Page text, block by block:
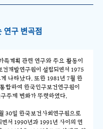
연구 변곡점
족계획 관련 연구와 주요 활동이
개발연구원이 설립되면서 1975
나타났다. 또한 1981년 7월 한
합하여 한국인구보건연구원이
주제 변화가 뚜렷하였다.
30일 한국보건사회연구원으로
서 1990년과 1991년 사이의 연